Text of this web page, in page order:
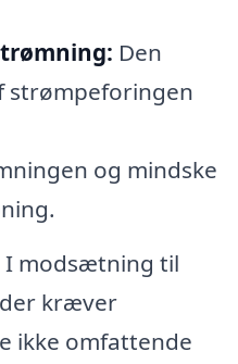
Den
strømpeforingen
og mindske
I modsætning til
kræver
ikke omfattende